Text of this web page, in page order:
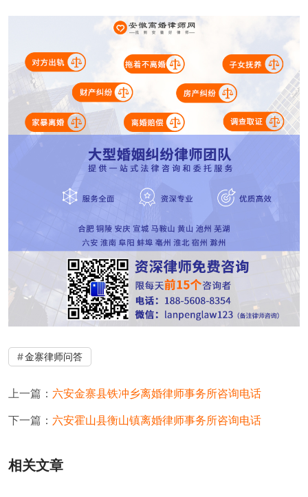
金寨律师问答
上一篇： 六安金寨县铁冲乡离婚律师事务所咨询电话
下一篇： 六安霍山县衡山镇离婚律师事务所咨询电话
相关文章